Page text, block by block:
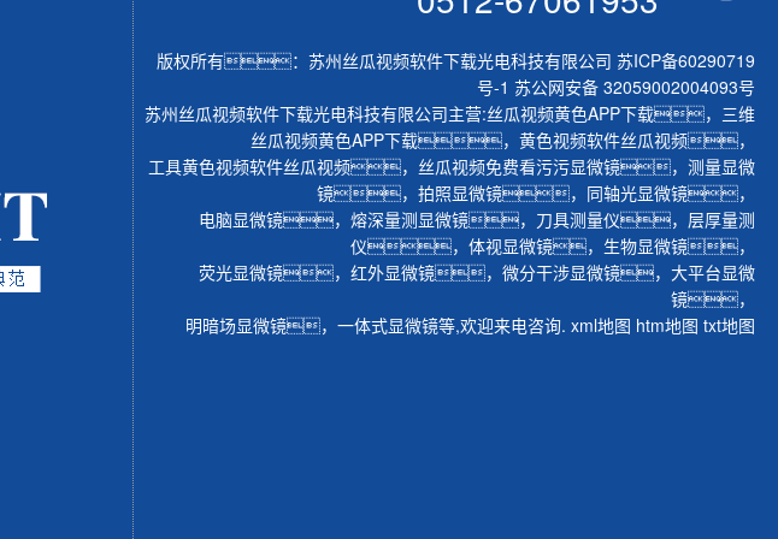
版权所有：苏州丝瓜视频软件下载光电科技有限公司 苏ICP备60290719
号-1 苏公网安备 32059002004093号
苏州丝瓜视频软件下载光电科技有限公司主营:丝瓜视频黄色APP下载， 三维
丝瓜视频黄色APP下载， 黄色视频软件丝瓜视频，
工具黄色视频软件丝瓜视频， 丝瓜视频免费看污污显微镜， 测量显微
镜， 拍照显微镜， 同轴光显微镜，
电脑显微镜， 熔深量测显微镜， 刀具测量仪， 层厚量测
仪， 体视显微镜， 生物显微镜，
荧光显微镜， 红外显微镜， 微分干涉显微镜， 大平台显微
镜，
明暗场显微镜， 一体式显微镜等,欢迎来电咨询. xml地图 htm地图 txt地图